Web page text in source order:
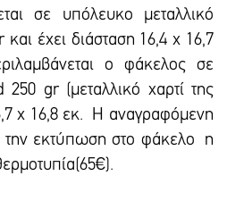
σε υπόλευκο μεταλλικό
και έxει διάσταση 16,4 x 16,7
ο φάκελος σε
gr (μεταλλικό χαρτί της
x 16,8 εκ. Η αναγραφόμενη
την εκτύπωση στο φάκελο η